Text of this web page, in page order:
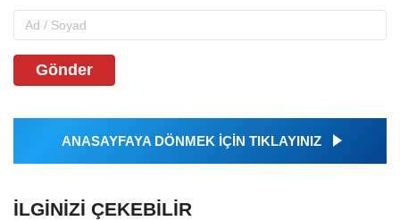
Gönder
ANASAYFAYA DÖNMEK İÇİN TIKLAYINIZ
İLGINIZI ÇEKEBILIR